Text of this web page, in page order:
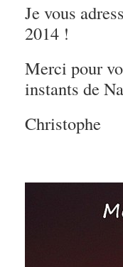
Je vous
2014 !
Merci pour
instants de
Christophe